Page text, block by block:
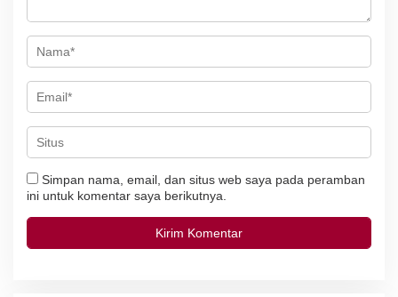
Simpan nama, email, dan situs web saya pada peramban
ini untuk komentar saya berikutnya.